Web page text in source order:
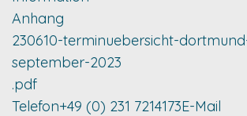
Anhang
230610-terminuebersicht-
september-2023
.pdf
Telefon+49 (0) 231 7214173E-Mail